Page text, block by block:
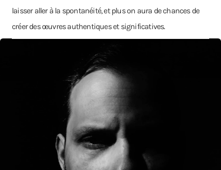
laisser aller à la spontanéité, et plus on aura de chances de
créer des œuvres authentiques et significatives.